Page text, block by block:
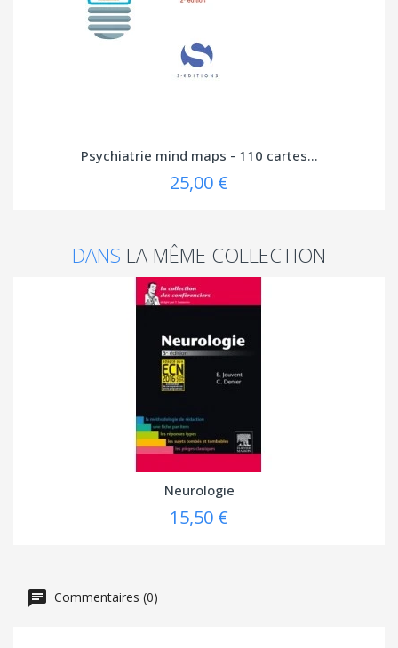
Psychiatrie mind maps - 110 cartes...
25,00 €
DANS LA MÊME COLLECTION
Neurologie
15,50 €
Commentaires (0)